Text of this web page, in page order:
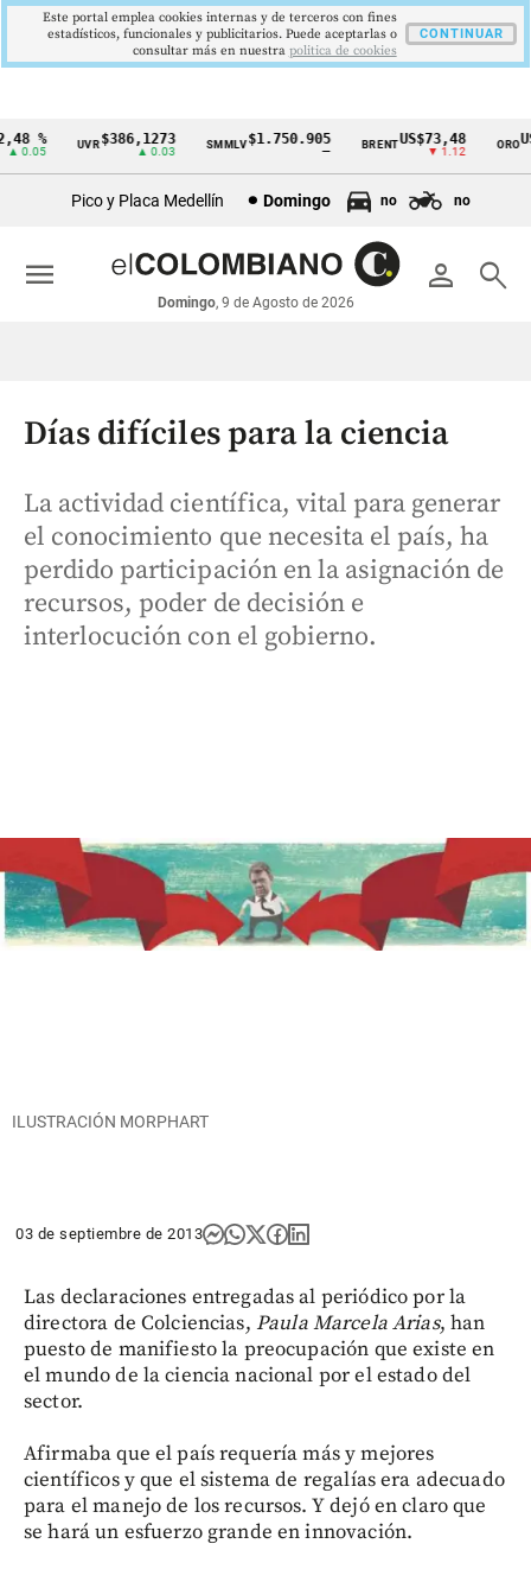
Cintillo
económicos
Colombia
% UVR$386,1273
▲ 0.03
SMMLV$1.750.905 BRENTUS$73,48
▼ 1.12
ORO
Pico y Placa Medellín Domingo no no
person search
Domingo, 9 de Agosto de 2026
menu
Días difíciles para la ciencia
La actividad científica, vital para generar
el conocimiento que necesita el país, ha
perdido participación en la asignación de
recursos, poder de decisión e
interlocución con el gobierno.
ILUSTRACIÓN MORPHART
03 de septiembre de 2013
Las declaraciones entregadas al periódico por la
directora de Colciencias, Paula Marcela Arias, han
puesto de manifiesto la preocupación que existe en
el mundo de la ciencia nacional por el estado del
sector.
Afirmaba que el país requería más y mejores
científicos y que el sistema de regalías era adecuado
para el manejo de los recursos. Y dejó en claro que
se hará un esfuerzo grande en innovación.
Este portal emplea cookies internas y de terceros con fines
estadísticos, funcionales y publicitarios. Puede aceptarlas o
consultar más en nuestra politica de cookies
CONTINUAR